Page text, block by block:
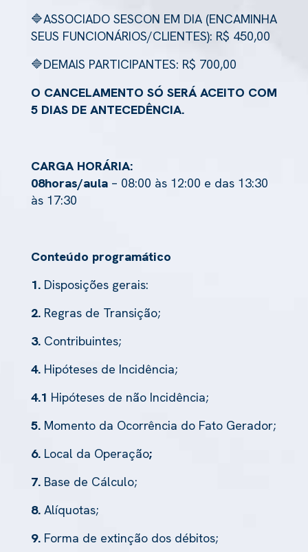
🔷ASSOCIADO SESCON EM DIA (ENCAMINHA
SEUS FUNCIONÁRIOS/CLIENTES): R$ 450,00
🔷DEMAIS PARTICIPANTES: R$ 700,00
O CANCELAMENTO SÓ SERÁ ACEITO COM
5 DIAS DE ANTECEDÊNCIA.
CARGA HORÁRIA:
08horas/aula– 08:00 às 12:00 e das 13:30
às 17:30
Conteúdo programático
1. Disposições gerais:
2. Regras de Transição;
3. Contribuintes;
4. Hipóteses de Incidência;
4.1 Hipóteses de não Incidência;
5. Momento da Ocorrência do Fato Gerador;
6. Local da Operação;
7. Base de Cálculo;
8. Alíquotas;
9. Forma de extinção dos débitos;